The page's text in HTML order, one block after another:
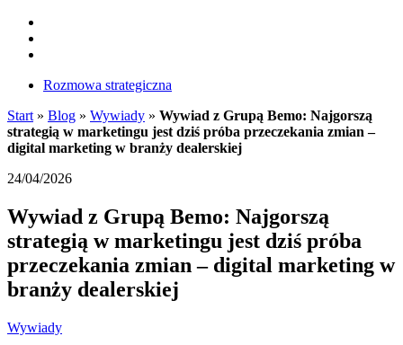
Rozmowa strategiczna
Start » Blog » Wywiady » Wywiad z Grupą Bemo: Najgorszą
strategią w marketingu jest dziś próba przeczekania zmian –
digital marketing w branży dealerskiej
24/04/2026
Wywiad z Grupą Bemo: Najgorszą
strategią w marketingu jest dziś próba
przeczekania zmian – digital marketing w
branży dealerskiej
Wywiady